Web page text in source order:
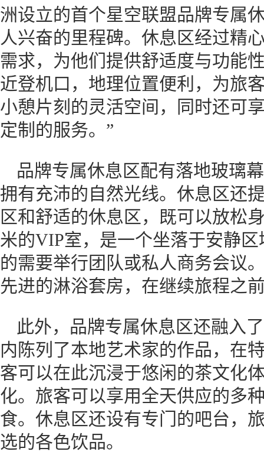
洲设立的首个星空联盟品牌专属
人兴奋的里程碑。休息区经过精
需求，为他们提供舒适度与功能
近登机口，地理位置便利，为旅
小憩片刻的灵活空间，同时还可
定制的服务。”
品牌专属休息区配有落地玻璃
拥有充沛的自然光线。休息区还
区和舒适的休息区，既可以放松
米的VIP室，是一个坐落于安静
的需要举行团队或私人商务会议
先进的淋浴套房，在继续旅程之
此外，品牌专属休息区还融入
内陈列了本地艺术家的作品，在
客可以在此沉浸于悠闲的茶文化
化。旅客可以享用全天供应的多
食。休息区还设有专门的吧台，
选的各色饮品。